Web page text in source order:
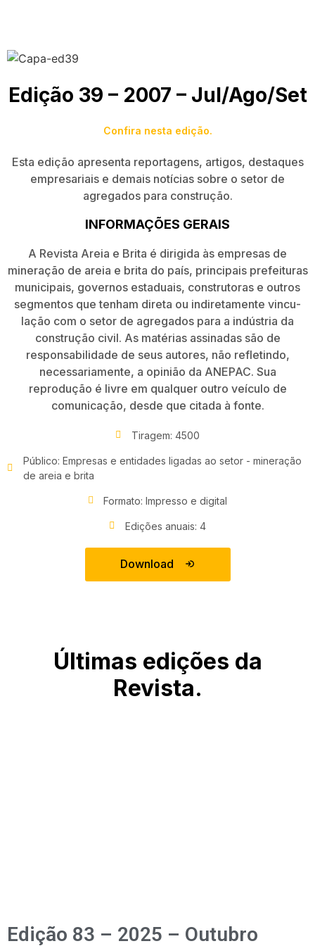
Edição 39 – 2007 – Jul/Ago/Set
Confira nesta edição.
Esta edição apresenta reportagens, artigos, destaques
empresariais e demais notícias sobre o setor de
agregados para construção.
INFORMAÇÕES GERAIS
A Revista Areia e Brita é dirigida às empresas de
mineração de areia e brita do país, principais prefeituras
municipais, governos estaduais, construtoras e outros
segmentos que tenham direta ou indiretamente vincu­
lação com o setor de agregados para a indústria da
construção civil. As matérias assinadas são de
responsabilidade de seus autores, não refletindo,
necessariamente, a opinião da ANEPAC. Sua
reprodução é livre em qualquer outro veículo de
comunicação, desde que citada à fonte.
Tiragem: 4500
Público: Empresas e entidades ligadas ao setor - mineração
de areia e brita
Formato: Impresso e digital
Edições anuais: 4
Download
Últimas edições da
Revista.
Edição 83 – 2025 – Outubro